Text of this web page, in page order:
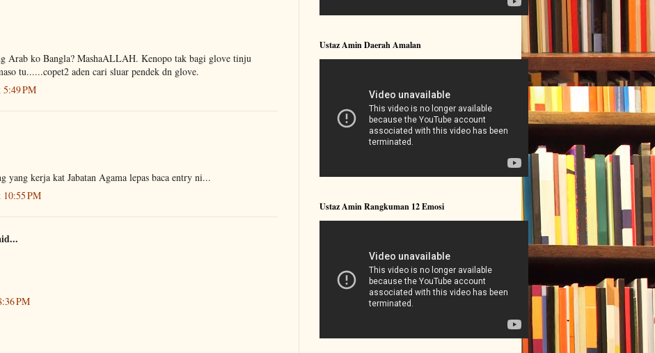
Arab ko Bangla? MashaALLAH. Kenopo tak bagi glove tinju
tu......copet2 aden cari sluar pendek dn glove.
5:49 PM
yang kerja kat Jabatan Agama lepas baca entry ni...
10:55 PM
PM
Ustaz Amin Daerah Amalan
Ustaz Amin Rangkuman 12 Emosi